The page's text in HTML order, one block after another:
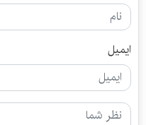
ایمیل